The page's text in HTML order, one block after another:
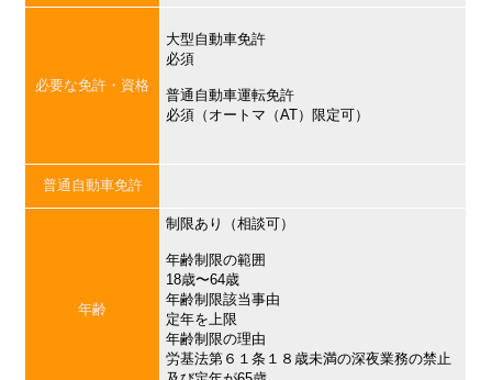
必要な免許・資格
大型自動車免許
必須
普通自動車運転免許
必須（オートマ（AT）限定可）
普通自動車免許
年齢
制限あり（相談可）
年齢制限の範囲
18歳〜64歳
年齢制限該当事由
定年を上限
年齢制限の理由
労基法第６１条１８歳未満の深夜業務の禁止